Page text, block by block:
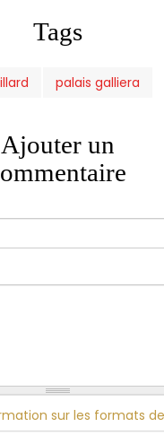
Tags
palais galliera
Ajouter un
sur les formats